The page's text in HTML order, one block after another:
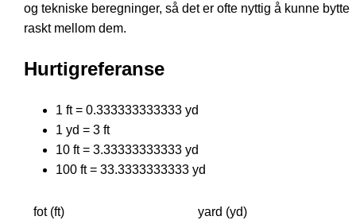
og tekniske beregninger, så det er ofte nyttig å kunne bytte
raskt mellom dem.
Hurtigreferanse
1 ft = 0.333333333333 yd
1 yd = 3 ft
10 ft = 3.33333333333 yd
100 ft = 33.3333333333 yd
fot (ft) yard (yd)